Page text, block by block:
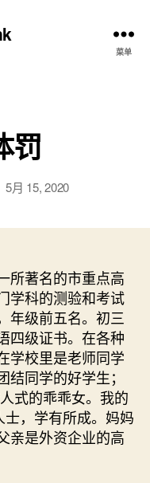
菜单
罚
5月 15, 2020
所著名的市重点高
学科的测验和考试
年级前五名。初三
四级证书。在各种
学校里是老师同学
同学的好学生；
式的乖乖女。我的
士，学有所成。妈妈
亲是外资企业的高